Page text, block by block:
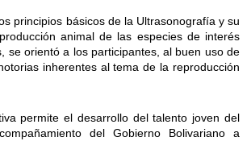
principios básicos de la Ultrasonografía y su
animal de las especies de interés
se orientó a los participantes, al buen uso de
inherentes al tema de la reproducción
permite el desarrollo del talento joven del
del Gobierno Bolivariano a